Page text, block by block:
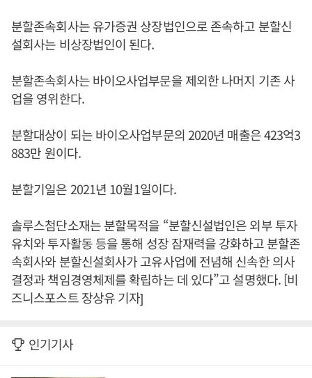
분할존속회사는 유가증권 상장법인으로 존속하고 분할신
설회사는 비상장법인이 된다.
분할존속회사는 바이오사업부문을 제외한 나머지 기존 사
업을 영위한다.
분할대상이 되는 바이오사업부문의 2020년 매출은 423억3
883만 원이다.
분할기일은 2021년 10월1일이다.
솔루스첨단소재는 분할목적을 “분할신설법인은 외부 투자
유치와 투자활동 등을 통해 성장 잠재력을 강화하고 분할존
속회사와 분할신설회사가 고유사업에 전념해 신속한 의사
결정과 책임경영체제를 확립하는 데 있다”고 설명했다. [비
즈니스포스트 장상유 기자]
인기기사